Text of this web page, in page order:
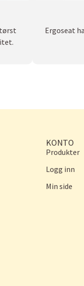
Ergoseat
KONTO
Produkter
Logg inn
Min side